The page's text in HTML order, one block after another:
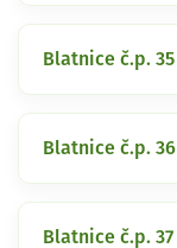
Blatnice č.p. 35
Blatnice č.p. 36
Blatnice č.p. 37